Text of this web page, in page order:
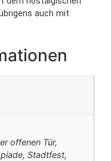
auch mit
offenen Tür,
Stadtfest,